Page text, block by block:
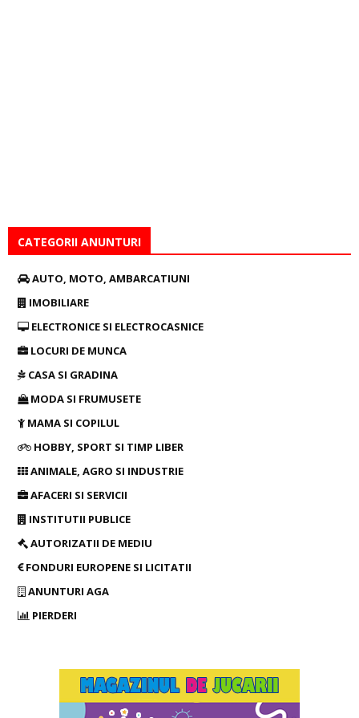
CATEGORII ANUNTURI
AUTO, MOTO, AMBARCATIUNI
IMOBILIARE
ELECTRONICE SI ELECTROCASNICE
LOCURI DE MUNCA
CASA SI GRADINA
MODA SI FRUMUSETE
MAMA SI COPILUL
HOBBY, SPORT SI TIMP LIBER
ANIMALE, AGRO SI INDUSTRIE
AFACERI SI SERVICII
INSTITUTII PUBLICE
AUTORIZATII DE MEDIU
FONDURI EUROPENE SI LICITATII
ANUNTURI AGA
PIERDERI